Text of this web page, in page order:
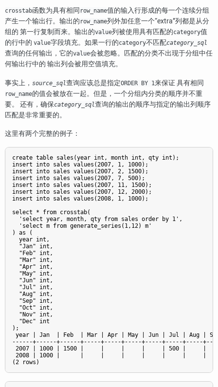
crosstab函数为具有相同 row_name值的输入行形成的每一个连续分组
产生一个输出行。输出的 row_name列外加任意一个“extra”列都是从分
组的 第一行复制而来。输出的value列被使用具有匹配的category值
的行中的 value字段填充。如果一行的category不匹配category_sql
查询的任何输出，它的value会被忽略。匹配的分类不出现于分组中任
何输出行中的 输出列会被用空值填充。
事实上， source_sql查询应该总是指定ORDER BY 1来保证 具有相同
row_name的值会被放在一起。但是，一个分组内分类的顺序并不重
要。 还有，确保category_sql查询的输出的顺序与指定的输出列顺序
匹配是非常重要的。
这里有两个完整的例子：
create table sales(year int, month int, qty int);
insert into sales values(2007, 1, 1000);
insert into sales values(2007, 2, 1500);
insert into sales values(2007, 7, 500);
insert into sales values(2007, 11, 1500);
insert into sales values(2007, 12, 2000);
insert into sales values(2008, 1, 1000);
select * from crosstab(
  'select year, month, qty from sales order by 1',
  'select m from generate_series(1,12) m'
) as (
  year int,
  "Jan" int,
  "Feb" int,
  "Mar" int,
  "Apr" int,
  "May" int,
  "Jun" int,
  "Jul" int,
  "Aug" int,
  "Sep" int,
  "Oct" int,
  "Nov" int,
  "Dec" int
);
year | Jan  | Feb  | Mar | Apr | May | Jun | Jul | Aug |
------+------+------+-----+-----+-----+-----+-----+-----
2007 | 1000 | 1500 |     |     |     |     | 500 |     |
2008 | 1000 |      |     |     |     |     |     |     |